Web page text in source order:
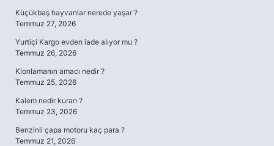
Küçükbaş hayvanlar nerede yaşar ?
Temmuz 27, 2026
Yurtiçi Kargo evden iade alıyor mu ?
Temmuz 26, 2026
Klonlamanın amacı nedir ?
Temmuz 25, 2026
Kalem nedir kuran ?
Temmuz 23, 2026
Benzinli çapa motoru kaç para ?
Temmuz 21, 2026